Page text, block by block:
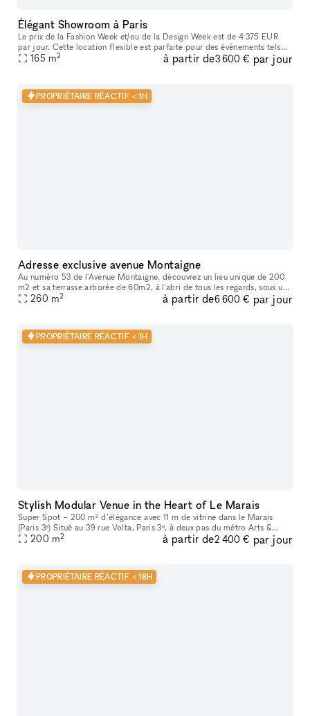
Élégant Showroom à Paris
Le prix de la Fashion Week et/ou de la Design Week est de 4 375 EUR
par jour. Cette location flexible est parfaite pour des événements tels
que des expositions d'art, offrant des services supplémenta
165 m2 à partir de3 600 € par jour
PROPRIÉTAIRE RÉACTIF < 1H
Adresse exclusive avenue Montaigne
Au numéro 53 de l'Avenue Montaigne, découvrez un lieu unique de 200
m2 et sa terrasse arborée de 60m2, à l'abri de tous les regards, sous une
magnifique verrière dans un écrin de verdure tropicale.
260 m2 à partir de6 600 € par jour
PROPRIÉTAIRE RÉACTIF < 1H
Stylish Modular Venue in the Heart of Le Marais
Super Spot – 200 m² d’élégance avec 11 m de vitrine dans le Marais
(Paris 3ᵉ) Situé au 39 rue Volta, Paris 3ᵉ, à deux pas du métro Arts &
Métiers, Super Spot est l’adresse idéale pour vos pop-up sto
200 m2 à partir de2 400 € par jour
PROPRIÉTAIRE RÉACTIF < 18H